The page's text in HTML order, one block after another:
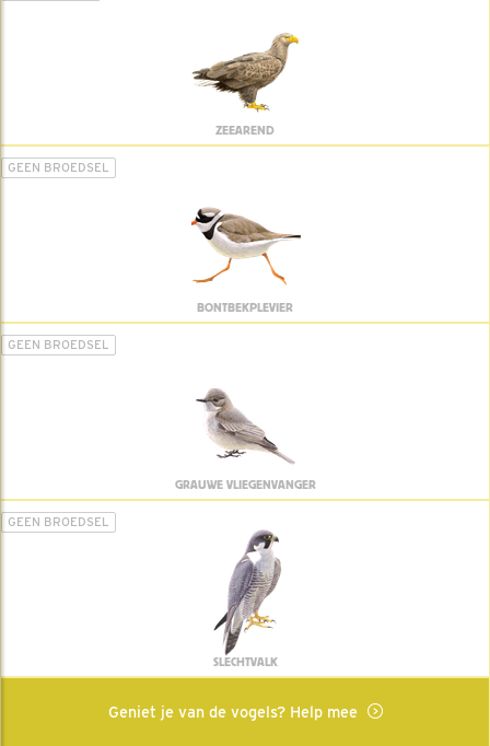
ZEEAREND
GEEN BROEDSEL
BONTBEKPLEVIER
GEEN BROEDSEL
GRAUWE VLIEGENVANGER
GEEN BROEDSEL
SLECHTVALK
Geniet je van de vogels? Help mee